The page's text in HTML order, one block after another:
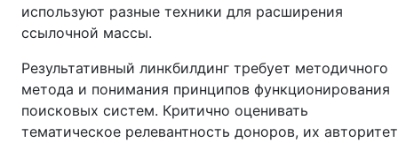
используют разные техники для расширения
ссылочной массы.
Результативный линкбилдинг требует методичного
метода и понимания принципов функционирования
поисковых систем. Критично оценивать
тематическое релевантность доноров, их авторитет